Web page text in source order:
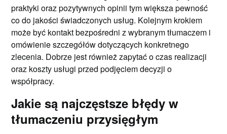
praktyki oraz pozytywnych opinii tym większa pewność
co do jakości świadczonych usług. Kolejnym krokiem
może być kontakt bezpośredni z wybranym tłumaczem i
omówienie szczegółów dotyczących konkretnego
zlecenia. Dobrze jest również zapytać o czas realizacji
oraz koszty usługi przed podjęciem decyzji o
współpracy.
Jakie są najczęstsze błędy w
tłumaczeniu przysięgłym